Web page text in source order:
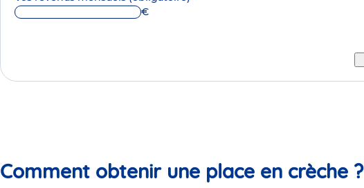
€
Comment obtenir une place en crèche ?